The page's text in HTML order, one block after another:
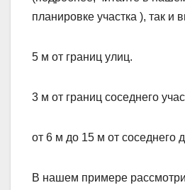
планировке участка ), так и
5 м от границ улиц.
3 м от границ соседнего
от 6 м до 15 м от соседнего
В нашем примере